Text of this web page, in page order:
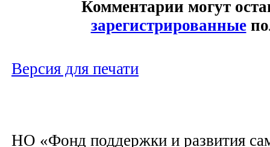
Комментарии могут
зарегистрированные
Версия для печати
НО «Фонд поддержки и развития